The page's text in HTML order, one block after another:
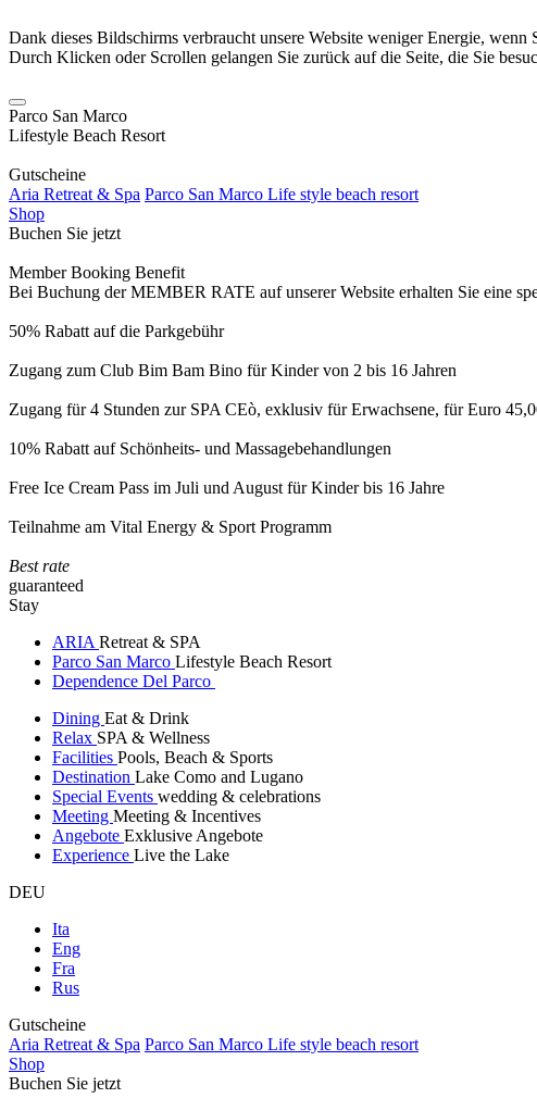
Dank dieses Bildschirms verbraucht unsere Website weniger Energie, wenn
Durch Klicken oder Scrollen gelangen Sie zurück auf die Seite, die Sie
Parco San Marco
Lifestyle Beach Resort
Gutscheine
Aria Retreat & Spa Parco San Marco Life style beach resort
Shop
Buchen Sie jetzt
Member Booking Benefit
Bei Buchung der MEMBER RATE auf unserer Website erhalten Sie eine
50% Rabatt auf die Parkgebühr
Zugang zum Club Bim Bam Bino für Kinder von 2 bis 16 Jahren
Zugang für 4 Stunden zur SPA CEò, exklusiv für Erwachsene, für Euro
10% Rabatt auf Schönheits- und Massagebehandlungen
Free Ice Cream Pass im Juli und August für Kinder bis 16 Jahre
Teilnahme am Vital Energy & Sport Programm
Best rate
guaranteed
Stay
ARIA Retreat & SPA
Parco San Marco Lifestyle Beach Resort
Dependence Del Parco
Dining Eat & Drink
Relax SPA & Wellness
Facilities Pools, Beach & Sports
Destination Lake Como and Lugano
Special Events wedding & celebrations
Meeting Meeting & Incentives
Angebote Exklusive Angebote
Experience Live the Lake
DEU
Ita
Eng
Fra
Rus
Gutscheine
Aria Retreat & Spa Parco San Marco Life style beach resort
Shop
Buchen Sie jetzt